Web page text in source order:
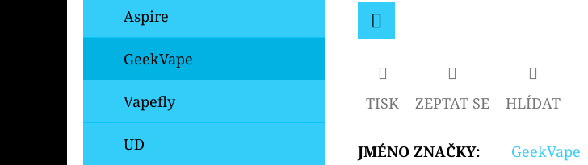
Aspire
GeekVape
Vapefly
UD
TISK ZEPTAT SE HLÍDAT
JMÉNO ZNAČKY: GeekVape